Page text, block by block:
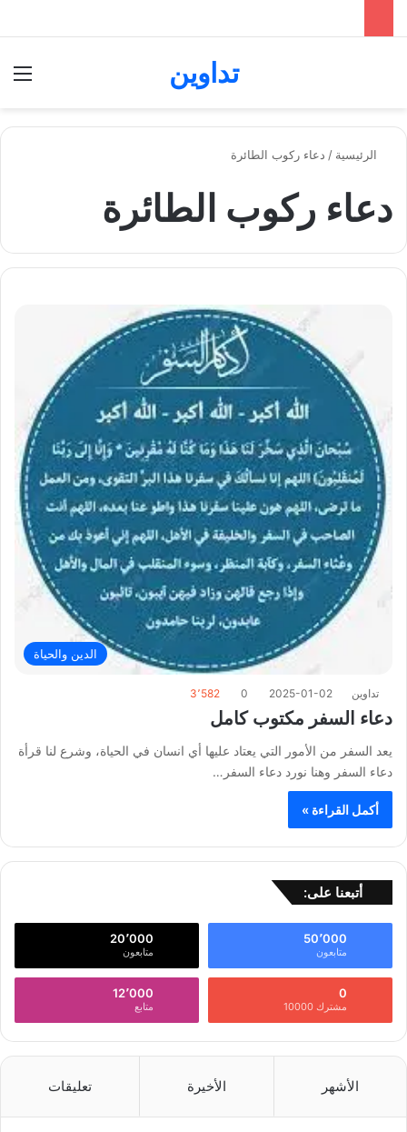
تداوين
الرئيسية / دعاء ركوب الطائرة
دعاء ركوب الطائرة
الدين والحياة
تداوين 2025-01-02
0 3٬582
دعاء السفر مكتوب كامل
يعد السفر من الأمور التي يعتاد عليها أي انسان في الحياة، وشرع لنا قرأة
دعاء السفر وهنا نورد دعاء السفر…
أكمل القراءة »
أتبعنا على:
50٬000
متابعون
20٬000
متابعون
0
مشترك 10000
12٬000
متابع
الأشهر الأخيرة تعليقات